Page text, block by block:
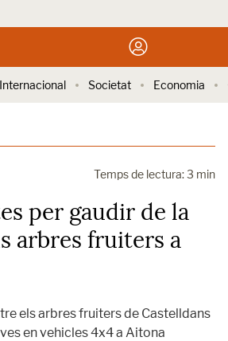
Internacional Societat Economia
Temps de lectura: 3 min
per gaudir de la
arbres fruiters a
els arbres fruiters de Castelldans
en vehicles 4x4 a Aitona